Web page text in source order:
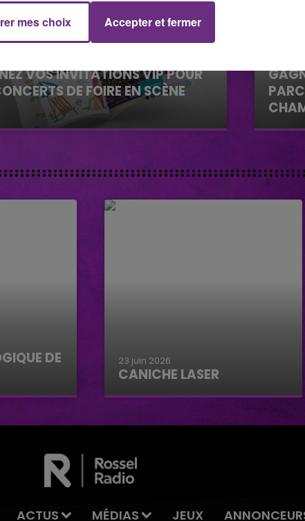
VOS INVITATIONS VIP POUR
DE FOIRE EN SCÈNE
DE
de
23 juin 2026
CANICHE LASER
Caniche Laser
ACTUS MÉDIAS JEUX
mes choix Accepter et fermer